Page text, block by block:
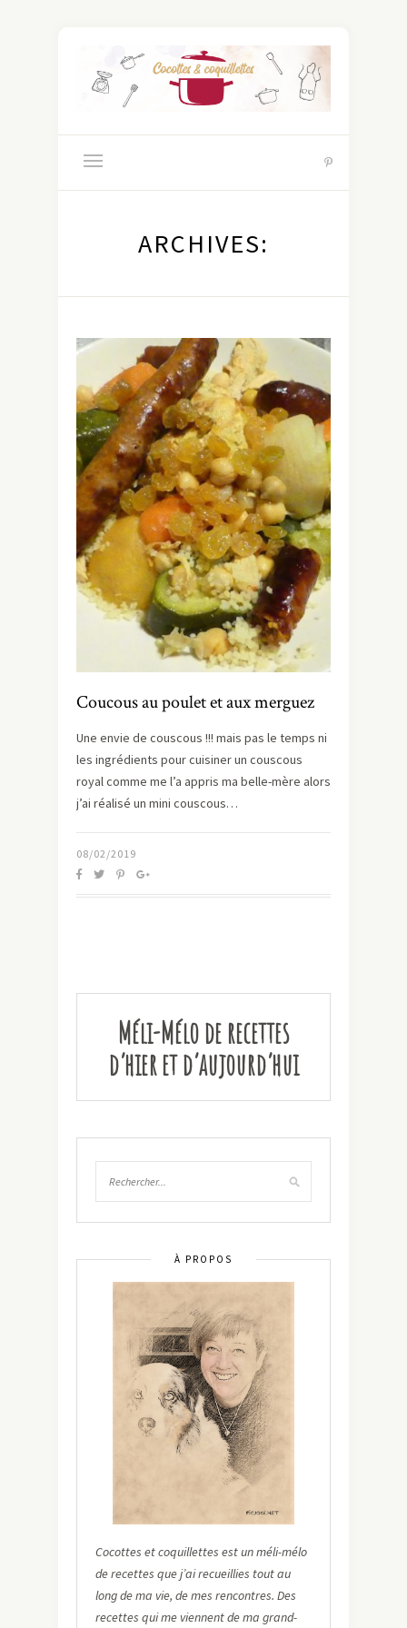
ARCHIVES:
Coucous au poulet et aux merguez
Une envie de couscous !!! mais pas le temps ni
les ingrédients pour cuisiner un couscous
royal comme me l’a appris ma belle-mère alors
j’ai réalisé un mini couscous…
08/02/2019
Méli-Mélo de recettes
d’hier et d’aujourd’hui
À PROPOS
Cocottes et coquillettes est un méli-mélo
de recettes que j’ai recueillies tout au
long de ma vie, de mes rencontres. Des
recettes qui me viennent de ma grand-